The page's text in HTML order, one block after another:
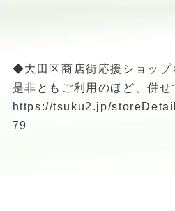
◆大田区商店街応援ショップ
是非ともご利用のほど、併せ
https://tsuku2.jp/
79